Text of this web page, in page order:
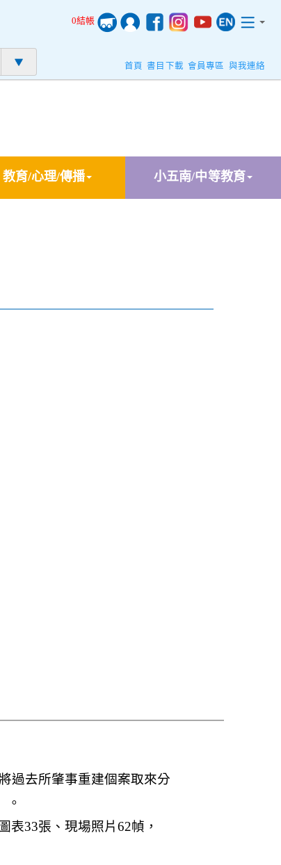
0結帳
首頁 書目下載 會員專區 與我連絡
教育/心理/傳播 小五南/中等教育